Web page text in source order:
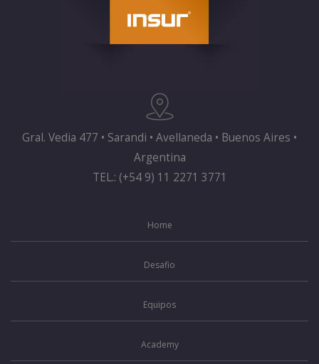
Gral. Vedia 477 • Sarandi • Avellaneda • Buenos Aires •
Argentina
TEL.: (+54 9) 11 2271 3771
Home
Desafio
Equipos
Academy